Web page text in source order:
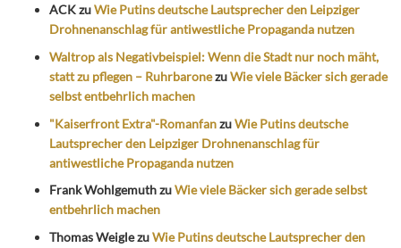
ACKzuWie Putins deutsche Lautsprecher den Leipziger
Drohnenanschlag für antiwestliche Propaganda nutzen
Waltrop als Negativbeispiel: Wenn die Stadt nur noch mäht,
statt zu pflegen – RuhrbaronezuWie viele Bäcker sich gerade
selbst entbehrlich machen
"Kaiserfront Extra"-RomanfanzuWie Putins deutsche
Lautsprecher den Leipziger Drohnenanschlag für
antiwestliche Propaganda nutzen
Frank WohlgemuthzuWie viele Bäcker sich gerade selbst
entbehrlich machen
Thomas WeiglezuWie Putins deutsche Lautsprecher den